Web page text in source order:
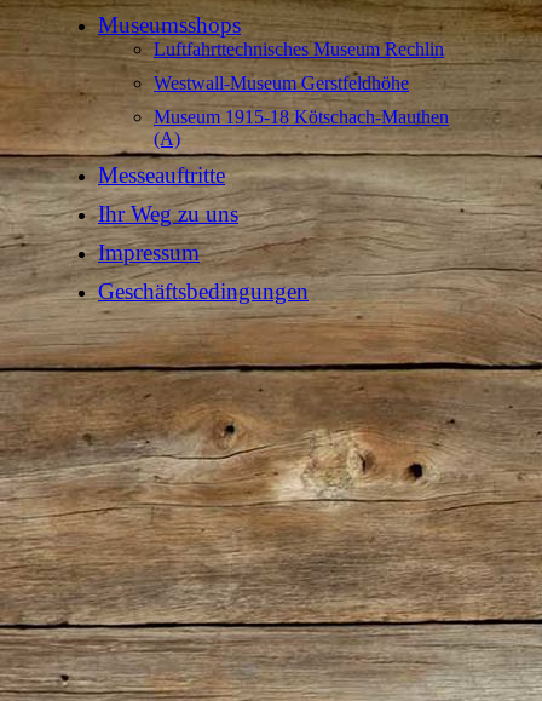
Museumsshops
Luftfahrttechnisches Museum Rechlin
Westwall-Museum Gerstfeldhöhe
Museum 1915-18 Kötschach-Mauthen
(A)
Messeauftritte
Ihr Weg zu uns
Impressum
Geschäftsbedingungen